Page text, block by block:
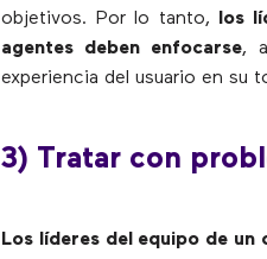
objetivos. Por lo tanto,
los
agentes deben enfocarse,
experiencia del usuario en su
3) Tratar con
Los líderes del equipo de